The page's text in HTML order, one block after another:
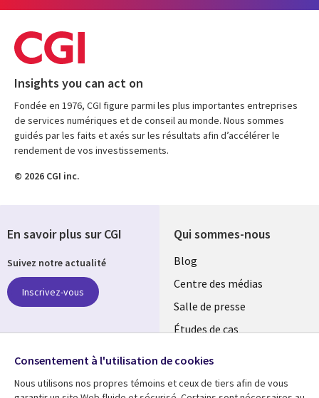
Insights you can act on
Fondée en 1976, CGI figure parmi les plus importantes entreprises
de services numériques et de conseil au monde. Nous sommes
guidés par les faits et axés sur les résultats afin d’accélérer le
rendement de vos investissements.
© 2026 CGI inc.
Qui sommes-nous
Useful
links
LUXEMBOURG
Blog
Centre des médias
Salle de presse
Études de cas
En savoir plus sur CGI
Suivez notre actualité
Inscrivez-vous
réseaux
Social
Consentement à l'utilisation de cookies
Nous utilisons nos propres témoins et ceux de tiers afin de vous